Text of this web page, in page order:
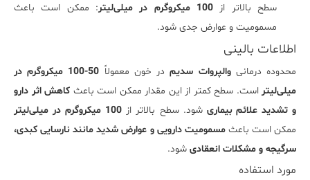
سطح بالاتر از 100 میکروگرم در میلی‌لیتر
: ممکن است باعث
مسمومیت و عوارض جدی شود.
اطلاعات بالینی
محدوده درمانیوالپروات سدیمدر خون معمولاً
50-100 میکروگرم در
میلی‌لیتر است. سطح کمتر از این مقدار ممکن است باعث کاهش اثر دارو
و تشدید علائم بیماری شود. سطح بالاتر از 100 میکروگرم در میلی‌لیتر
ممکن است باعثمسمومیت دارویی و عوارض شدید مانند نارسایی کبدی،
سرگیجه و مشکلات انعقادی شود.
مورد استفاده